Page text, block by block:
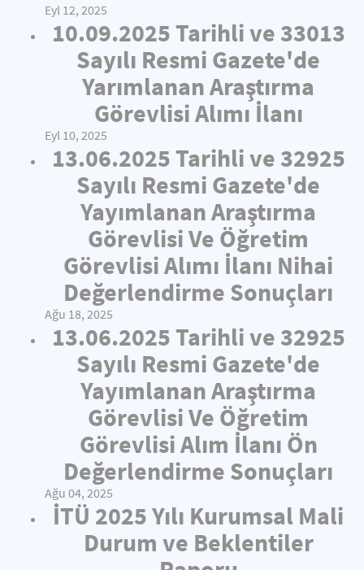
Eyl 12, 2025
10.09.2025 Tarihli ve 33013
Sayılı Resmi Gazete'de
Yarımlanan Araştırma
Görevlisi Alımı İlanı
Eyl 10, 2025
13.06.2025 Tarihli ve 32925
Sayılı Resmi Gazete'de
Yayımlanan Araştırma
Görevlisi Ve Öğretim
Görevlisi Alımı İlanı Nihai
Değerlendirme Sonuçları
Ağu 18, 2025
13.06.2025 Tarihli ve 32925
Sayılı Resmi Gazete'de
Yayımlanan Araştırma
Görevlisi Ve Öğretim
Görevlisi Alım İlanı Ön
Değerlendirme Sonuçları
Ağu 04, 2025
İTÜ 2025 Yılı Kurumsal Mali
Durum ve Beklentiler